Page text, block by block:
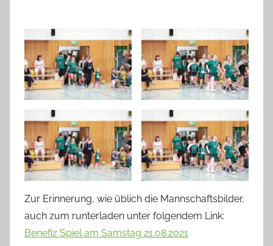
Zur Erinnerung, wie üblich die Mannschaftsbilder,
auch zum runterladen unter folgendem Link:
Benefiz Spiel am Samstag 21.08.2021